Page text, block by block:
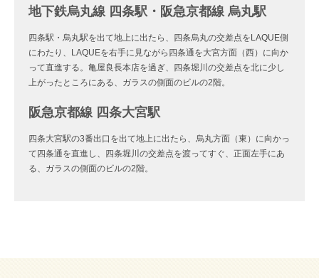
地下鉄烏丸線 四条駅・阪急京都線 烏丸駅
四条駅・烏丸駅を出て地上に出たら、四条烏丸の交差点をLAQUE側
にわたり、LAQUEを右手に見ながら四条通を大宮方面（西）に向か
って直進する。亀屋良長本店を過ぎ、四条堀川の交差点を北に少し
上がったところにある、ガラスの側面のビルの2階。
阪急京都線 四条大宮駅
四条大宮駅の3番出口を出て地上に出たら、烏丸方面（東）に向かっ
て四条通を直進し、四条堀川の交差点を渡ってすぐ、正面左手にあ
る、ガラスの側面のビルの2階。